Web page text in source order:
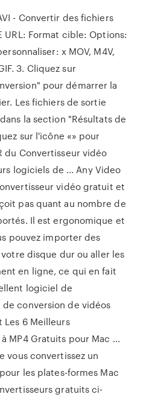
- Convertir des fichiers
URL: Format cible: Options:
x MOV, M4V,
3. Cliquez sur
pour démarrer la
Les fichiers de sortie
la section "Résultats de
sur l'icône «» pour
du Convertisseur vidéo
logiciels de ... Any Video
vidéo gratuit et
pas quant au nombre de
Il est ergonomique et
pouvez importer des
disque dur ou aller les
en ligne, ce qui en fait
logiciel de
conversion de vidéos
Les 6 Meilleurs
MP4 Gratuits pour Mac ...
vous convertissez un
les plates-formes Mac
gratuits ci-